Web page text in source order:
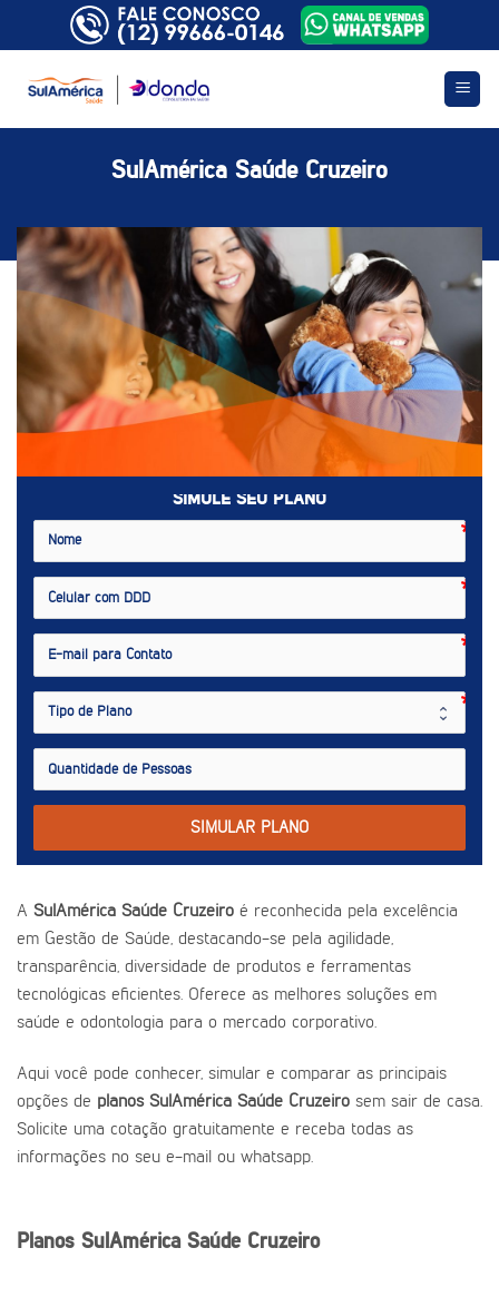
SulAmérica Saúde Cruzeiro
SIMULE SEU PLANO
SIMULAR PLANO
A SulAmérica Saúde Cruzeiro é reconhecida pela excelência
em Gestão de Saúde, destacando-se pela agilidade,
transparência, diversidade de produtos e ferramentas
tecnológicas eficientes. Oferece as melhores soluções em
saúde e odontologia para o mercado corporativo.
Aqui você pode conhecer, simular e comparar as principais
opções de planos SulAmérica Saúde Cruzeiro sem sair de casa.
Solicite uma cotação gratuitamente e receba todas as
informações no seu e-mail ou whatsapp.
Planos SulAmérica Saúde Cruzeiro